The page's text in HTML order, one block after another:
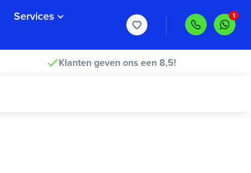
Services
Klanten geven ons een 8,5!